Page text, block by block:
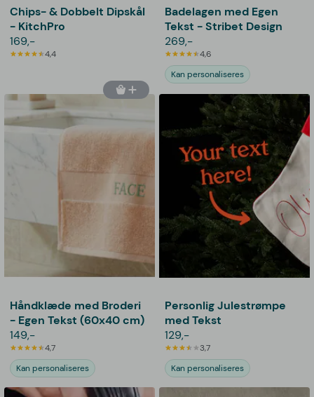
Chips- & Dobbelt Dipskål
- KitchPro
169,-
4,4
Badelagen med Egen
Tekst - Stribet Design
269,-
4,6
Kan personaliseres
Håndklæde med Broderi
- Egen Tekst (60x40 cm)
149,-
4,7
Kan personaliseres
Personlig Julestrømpe
med Tekst
129,-
3,7
Kan personaliseres